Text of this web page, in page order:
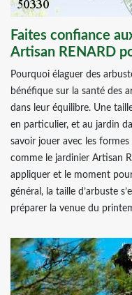
Faites confiance
Artisan RENARD
Pourquoi élaguer des
bénéfique sur la santé des
dans leur équilibre. Une
en particulier, et au jardin
savoir jouer avec les formes
comme le jardinier Artisan
appliquer et le moment
général, la taille d’arbuste
préparer la venue du